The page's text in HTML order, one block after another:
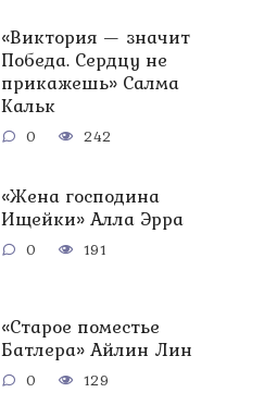
«Виктория — значит
Победа. Сердцу не
прикажешь» Салма
Кальк
0 242
«Жена господина
Ищейки» Алла Эрра
0 191
«Старое поместье
Батлера» Айлин Лин
0 129